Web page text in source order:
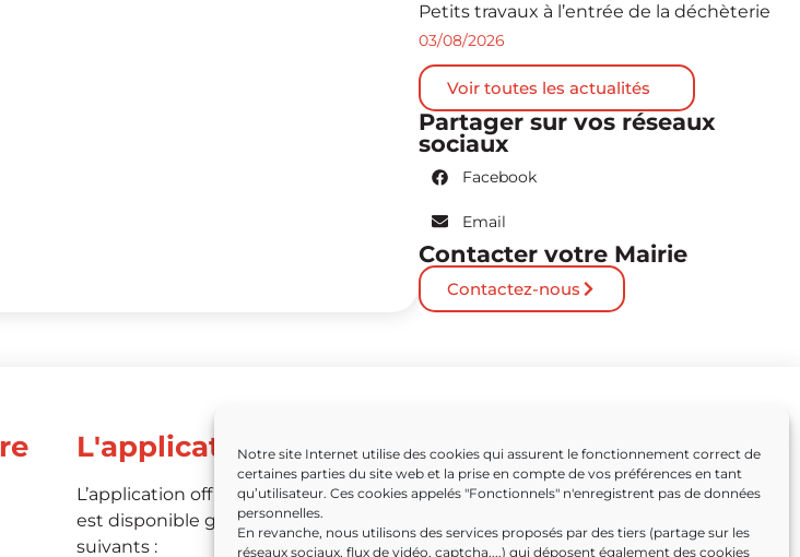
Notre site Internet utilise des cookies qui assurent le fonctionnement correct de
certaines parties du site web et la prise en compte de vos préférences en tant
qu’utilisateur. Ces cookies appelés "Fonctionnels" n'enregistrent pas de données
personnelles.
En revanche, nous utilisons des services proposés par des tiers (partage sur les
réseaux sociaux, flux de vidéo, captcha,...) qui déposent également des cookies
Petits travaux à l’entrée de la déchèterie
03/08/2026
Voir toutes les actualités
Partager sur vos réseaux
sociaux
Facebook
Email
Contacter votre Mairie
Contactez-nous
L'application
L’application officielle de Caissargues
est disponible grâce aux liens
suivants :
Partenaires